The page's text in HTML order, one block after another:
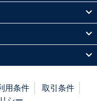
用条件
取引条件